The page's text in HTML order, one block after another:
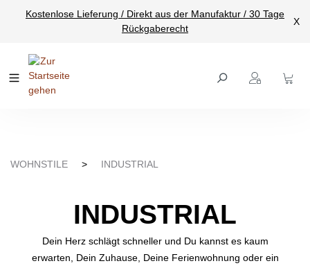
springen
Kostenlose Lieferung / Direkt aus der Manufaktur / 30 Tage
Rückgaberecht
X
WOHNSTILE > INDUSTRIAL
INDUSTRIAL
Dein Herz schlägt schneller und Du kannst es kaum
erwarten, Dein Zuhause, Deine Ferienwohnung oder ein